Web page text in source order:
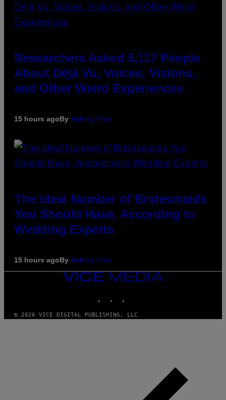
Researchers Asked 5,117 People
About Déjà Vu, Voices, Visions,
and Other Weird Experiences
15 hours agoBy Ashley Fike
The Ideal Number of Bridesmaids
You Should Have, According to
Wedding Experts
15 hours agoBy Ashley Fike
VICE
MEDIA
© 2026 VICE DIGITAL PUBLISHING, LLC